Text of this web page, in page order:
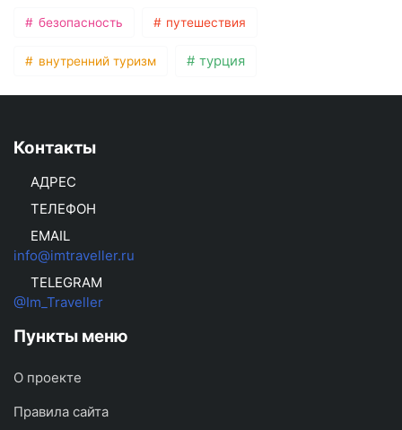
безопасность путешествия
внутренний туризм турция
Контакты
АДРЕС
ТЕЛЕФОН
EMAIL
info@imtraveller.ru
TELEGRAM
@Im_Traveller
Пункты меню
О проекте
Правила сайта